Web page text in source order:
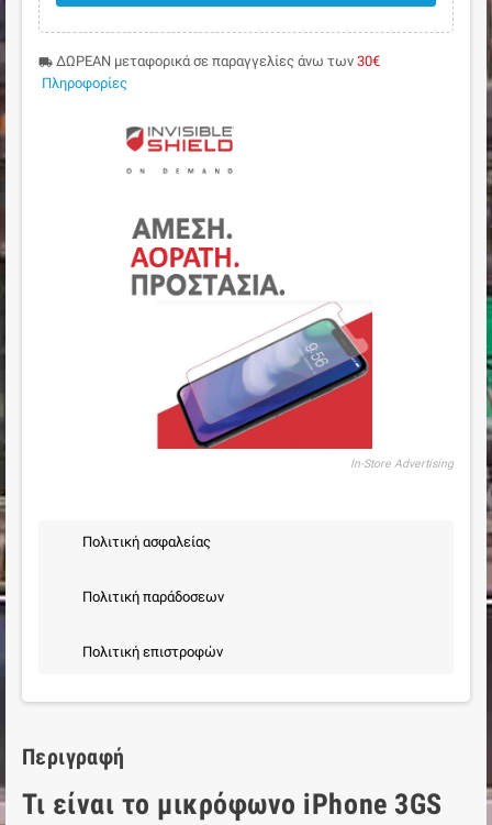
local_shipping ΔΩΡΕΑΝ μεταφορικά σε παραγγελίες άνω των 30€
Πληροφορίες
In-Store Advertising
Πολιτική ασφαλείας
Πολιτική παράδοσεων
Πολιτική επιστροφών
Περιγραφή
Τι είναι το μικρόφωνο iPhone 3GS